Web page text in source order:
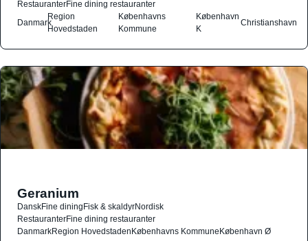
RestauranterFine dining restauranter
Danmark
Region
Hovedstaden
Københavns
Kommune
København
K
Christianshavn
Geranium
DanskFine diningFisk & skaldyrNordisk
RestauranterFine dining restauranter
DanmarkRegion HovedstadenKøbenhavns KommuneKøbenhavn Ø